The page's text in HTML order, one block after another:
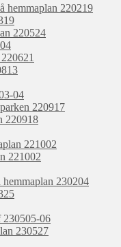
hemmaplan 220219
220524
04
220917
220918
221002
221002
hemmaplan 230204
230505-06
230527